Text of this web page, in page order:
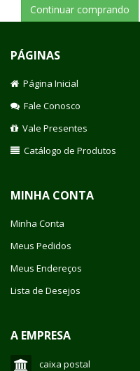
Continuar comprando
PÁGINAS
Página Inicial
Fale Conosco
Vale Presentes
Catálogo de Produtos
MINHA CONTA
Minha Conta
Meus Pedidos
Meus Endereços
Lista de Desejos
A EMPRESA
caixa postal